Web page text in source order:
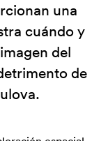
una
cuándo y
del
de